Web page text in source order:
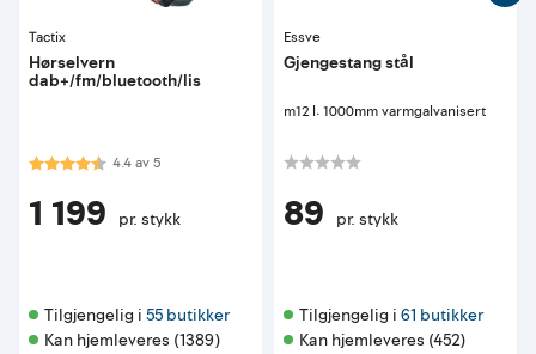
Tactix
Hørselvern
dab+/fm/bluetooth/lis
Karakter:4.4 av 5 mulige
4.4av5
1 199 pr. stykk
Tilgjengelig i 55 butikker
Kan hjemleveres (1389)
Essve
Gjengestang stål
m12 l: 1000mm varmgalvanisert
89 pr. stykk
Tilgjengelig i 61 butikker
Kan hjemleveres (452)